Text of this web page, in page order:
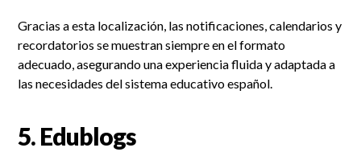
Gracias a esta localización, las notificaciones, calendarios y
recordatorios se muestran siempre en el formato
adecuado, asegurando una experiencia fluida y adaptada a
las necesidades del sistema educativo español.
5.Edublogs